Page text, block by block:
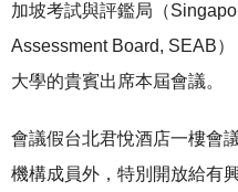
加坡考試與評鑑局（
Assessment Board, SEAB
大學的貴賓出席本屆會議。
會議假台北君悅酒店一樓會
機構成員外，特別開放給有